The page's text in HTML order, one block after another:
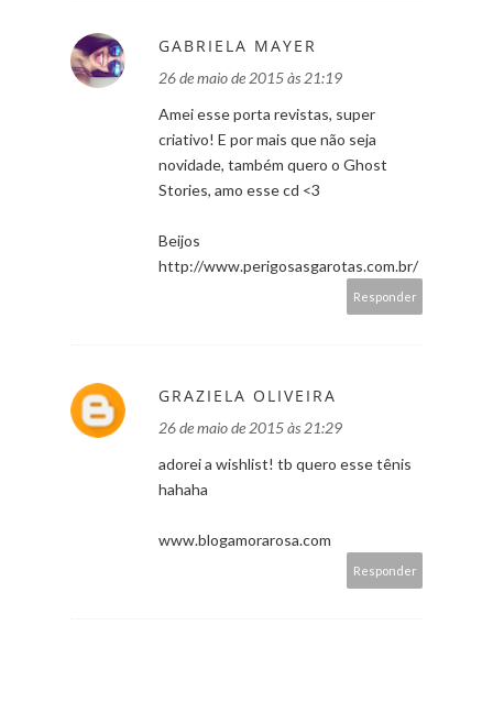
GABRIELA MAYER
26 de maio de 2015 às 21:19
Amei esse porta revistas, super
criativo! E por mais que não seja
novidade, também quero o Ghost
Stories, amo esse cd <3
Beijos
http://www.perigosasgarotas.com.br/
Responder
GRAZIELA OLIVEIRA
26 de maio de 2015 às 21:29
adorei a wishlist! tb quero esse tênis
hahaha
www.blogamorarosa.com
Responder